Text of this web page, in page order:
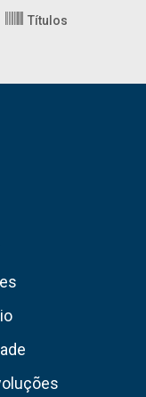
Títulos